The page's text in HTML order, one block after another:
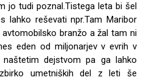
jo tudi poznal.Tistega leta bi šel
lahko reševati npr.Tam Maribor
branžo a žal tam ni
eden od miljonarjev v evrih v
naštetim dejstvom pa ga lahko
umetniških del z leti še